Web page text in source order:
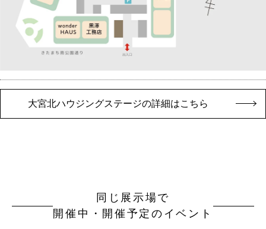
大宮北ハウジングステージの詳細はこちら
同じ展示場で
開催中・開催予定のイベント